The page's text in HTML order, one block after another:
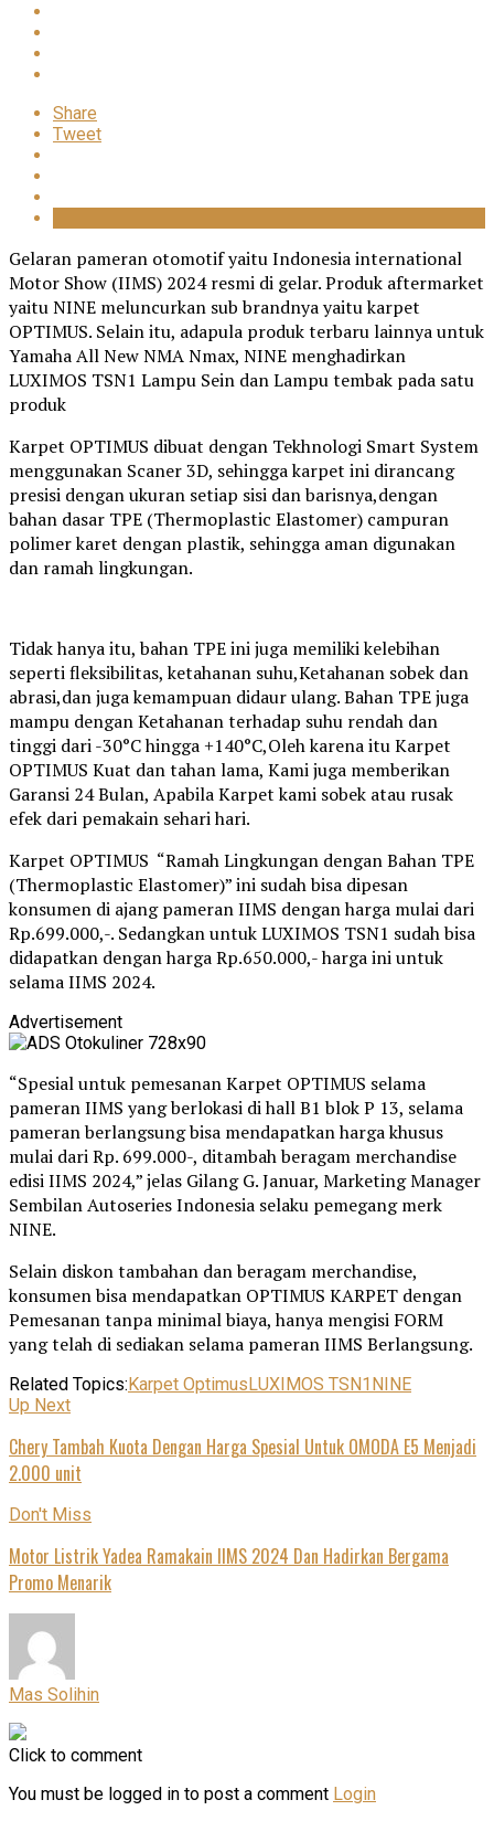
Share
Tweet
Gelaran pameran otomotif yaitu Indonesia international
Motor Show (IIMS) 2024 resmi di gelar. Produk aftermarket
yaitu NINE meluncurkan sub brandnya yaitu karpet
OPTIMUS. Selain itu, adapula produk terbaru lainnya untuk
Yamaha All New NMA Nmax, NINE menghadirkan
LUXIMOS TSN1 Lampu Sein dan Lampu tembak pada satu
produk
Karpet OPTIMUS dibuat dengan Tekhnologi Smart System
menggunakan Scaner 3D, sehingga karpet ini dirancang
presisi dengan ukuran setiap sisi dan barisnya,dengan
bahan dasar TPE (Thermoplastic Elastomer) campuran
polimer karet dengan plastik, sehingga aman digunakan
dan ramah lingkungan.
Tidak hanya itu, bahan TPE ini juga memiliki kelebihan
seperti fleksibilitas, ketahanan suhu,Ketahanan sobek dan
abrasi,dan juga kemampuan didaur ulang. Bahan TPE juga
mampu dengan Ketahanan terhadap suhu rendah dan
tinggi dari -30°C hingga +140°C,Oleh karena itu Karpet
OPTIMUS Kuat dan tahan lama, Kami juga memberikan
Garansi 24 Bulan, Apabila Karpet kami sobek atau rusak
efek dari pemakain sehari hari.
Karpet OPTIMUS “Ramah Lingkungan dengan Bahan TPE
(Thermoplastic Elastomer)” ini sudah bisa dipesan
konsumen di ajang pameran IIMS dengan harga mulai dari
Rp.699.000,-. Sedangkan untuk LUXIMOS TSN1 sudah bisa
didapatkan dengan harga Rp.650.000,- harga ini untuk
selama IIMS 2024.
Advertisement
“Spesial untuk pemesanan Karpet OPTIMUS selama
pameran IIMS yang berlokasi di hall B1 blok P 13, selama
pameran berlangsung bisa mendapatkan harga khusus
mulai dari Rp. 699.000-, ditambah beragam merchandise
edisi IIMS 2024,” jelas Gilang G. Januar, Marketing Manager
Sembilan Autoseries Indonesia selaku pemegang merk
NINE.
Selain diskon tambahan dan beragam merchandise,
konsumen bisa mendapatkan OPTIMUS KARPET dengan
Pemesanan tanpa minimal biaya, hanya mengisi FORM
yang telah di sediakan selama pameran IIMS Berlangsung.
Related Topics:Karpet OptimusLUXIMOS TSN1NINE
Up Next
Chery Tambah Kuota Dengan Harga Spesial Untuk OMODA E5 Menjadi
2.000 unit
Don't Miss
Motor Listrik Yadea Ramakain IIMS 2024 Dan Hadirkan Bergama
Promo Menarik
Mas Solihin
Click to comment
You must be logged in to post a comment Login